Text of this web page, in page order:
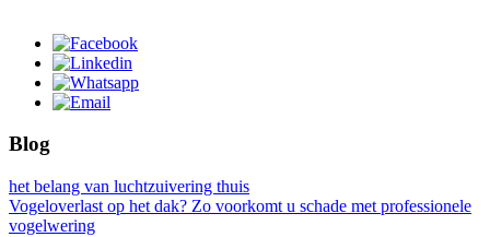
Blog
het belang van luchtzuivering thuis
Vogeloverlast op het dak? Zo voorkomt u schade met professionele
vogelwering